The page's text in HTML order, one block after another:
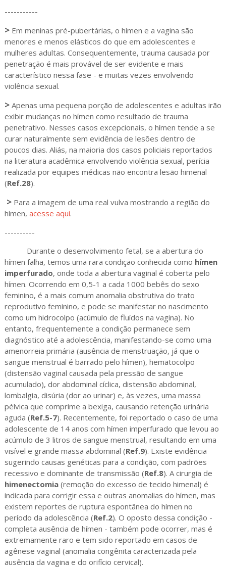
-----------
>Em meninas pré-pubertárias, o hímen e a vagina são
menores e menos elásticos do que em adolescentes e
mulheres adultas. Consequentemente, trauma causada por
penetração é mais provável de ser evidente e mais
característico nessa fase - e muitas vezes envolvendo
violência sexual.
>Apenas uma pequena porção de adolescentes e adultas irão
exibir mudanças no hímen como resultado de trauma
penetrativo. Nesses casos excepcionais, o hímen tende a se
curar naturalmente sem evidência de lesões dentro de
poucos dias. Aliás, na maioria dos casos policiais reportados
na literatura acadêmica envolvendo violência sexual, perícia
realizada por equipes médicas não encontra lesão himenal
(Ref.28).
>Para a imagem de uma real vulva mostrando a região do
hímen, acesse aqui.
----------
Durante o desenvolvimento fetal, se a abertura do
hímen falha, temos uma rara condição conhecida como hímen
imperfurado, onde toda a abertura vaginal é coberta pelo
hímen. Ocorrendo em 0,5-1 a cada 1000 bebês do sexo
feminino, é a mais comum anomalia obstrutiva do trato
reprodutivo feminino, e pode se manifestar no nascimento
como um hidrocolpo (acúmulo de fluídos na vagina). No
entanto, frequentemente a condição permanece sem
diagnóstico até a adolescência, manifestando-se como uma
amenorreia primária (ausência de menstruação, já que o
sangue menstrual é barrado pelo hímen), hematocolpo
(distensão vaginal causada pela pressão de sangue
acumulado), dor abdominal cíclica, distensão abdominal,
lombalgia, disúria (dor ao urinar) e, às vezes, uma massa
pélvica que comprime a bexiga, causando retenção urinária
aguda (Ref.5-7). Recentemente, foi reportado o caso de uma
adolescente de 14 anos com hímen imperfurado que levou ao
acúmulo de 3 litros de sangue menstrual, resultando em uma
visível e grande massa abdominal (Ref.9). Existe evidência
sugerindo causas genéticas para a condição, com padrões
recessivo e dominante de transmissão (Ref.8). A cirurgia de
himenectomia(remoção do excesso de tecido himenal) é
indicada para corrigir essa e outras anomalias do hímen, mas
existem reportes de ruptura espontânea do hímen no
período da adolescência (Ref.2). O oposto dessa condição -
completa ausência de hímen - também pode ocorrer, mas é
extremamente raro e tem sido reportado em casos de
agênese vaginal (anomalia congênita caracterizada pela
ausência da vagina e do orifício cervical).